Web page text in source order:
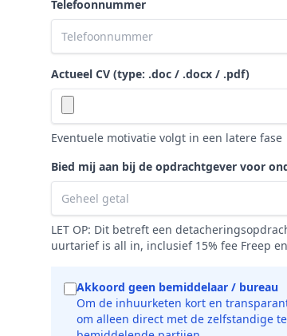
Telefoonnummer
Actueel CV (type: .doc / .docx / .pdf)
Eventuele motivatie volgt in een latere fase
Bied mij aan bij de opdrachtgever voor
LET OP: Dit betreft een
uurtarief is all in, inclusief 15% fee Freep
Akkoord geen bemiddelaar / bureau
Om de inhuurketen kort en
om alleen direct met de zelfstandige